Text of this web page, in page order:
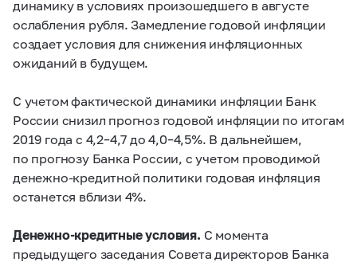
динамику в условиях произошедшего в августе
ослабления рубля. Замедление годовой инфляции
создает условия для снижения инфляционных
ожиданий в будущем.
С учетом фактической динамики инфляции Банк
России снизил прогноз годовой инфляции по итогам
2019 года с 4,2–4,7 до4,0–4,5%. В дальнейшем,
по прогнозу Банка России, с учетом проводимой
денежно-кредитной политики годовая инфляция
останется вблизи 4%.
Денежно-кредитные условия. С момента
предыдущего заседания Совета директоров Банка